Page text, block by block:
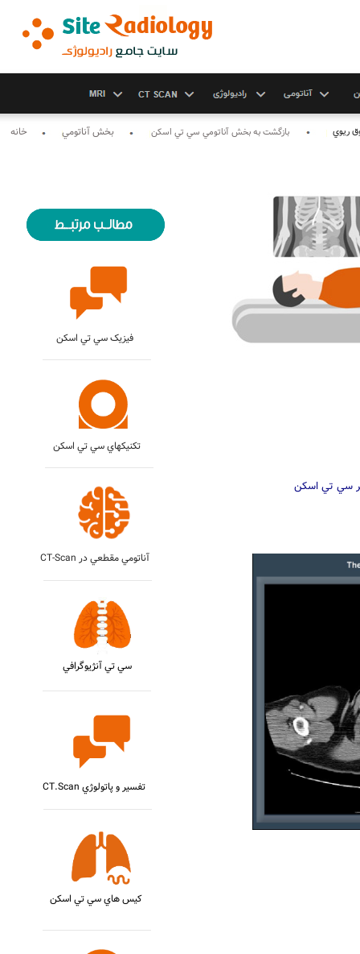
سي تي اسکن
CT.Scan تفسير و پاتولوژي
تکنيکهاي سي تي اسکن
CT-Scan آناتومي مقطعي در
مطالب مرتبط با ام آر آي
فيزيک سي تي اسکن
سي تي آنژيوگرافي
کيس هاي سي تي اسکن
بازگشت به بخش آناتومي سي تي اسکن خانه بخش آناتومي ريوي